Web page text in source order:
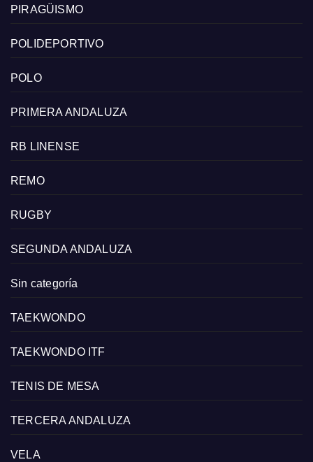
PIRAGÜISMO
POLIDEPORTIVO
POLO
PRIMERA ANDALUZA
RB LINENSE
REMO
RUGBY
SEGUNDA ANDALUZA
Sin categoría
TAEKWONDO
TAEKWONDO ITF
TENIS DE MESA
TERCERA ANDALUZA
VELA